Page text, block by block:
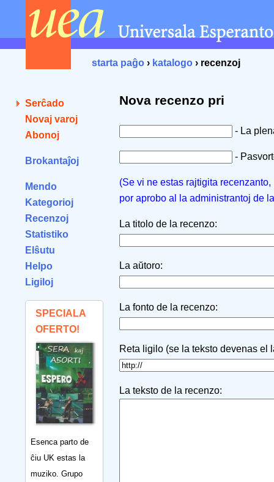
starta paĝo › katalogo › recenzoj
Serĉado
Novaj varoj
Abonoj
Brokantaĵoj
Mendo
Kategorioj
Recenzoj
Statistiko
Elŝutu
Helpo
Ligiloj
SPECIALA
OFERTO!
Esenca parto de
ĉiu UK estas la
muziko. Grupo
Nova recenzo pri
- La
-
(Se vi ne estas rajtigita
por aprobo al la administrantoj de
La titolo de la recenzo:
La aŭtoro:
La fonto de la recenzo:
Reta ligilo (se la teksto devenas el
La teksto de la recenzo: